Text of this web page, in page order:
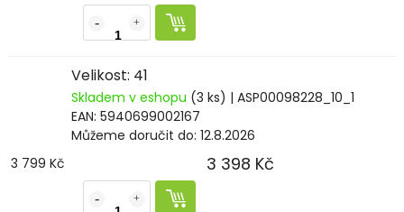
Velikost: 41
Skladem v eshopu (3 ks) | ASP00098228_10_1
EAN: 5940699002167
Můžeme doručit do: 12.8.2026
3 799 Kč
3 398 Kč